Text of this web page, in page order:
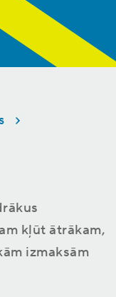
kļūt ātrākam,
izmaksām